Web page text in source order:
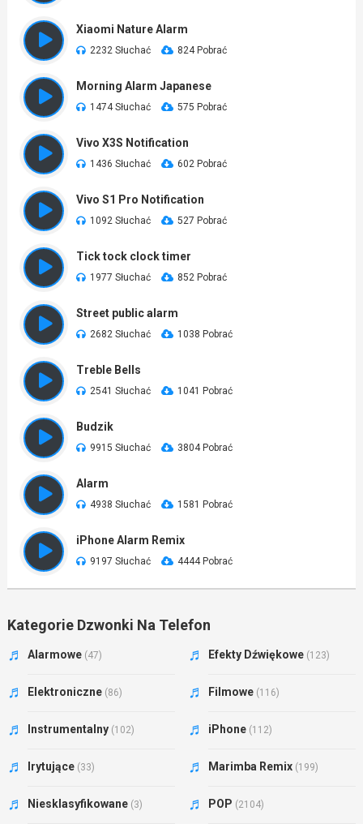
Xiaomi Nature Alarm
2232 Słuchać 824 Pobrać
Morning Alarm Japanese
1474 Słuchać 575 Pobrać
Vivo X3S Notification
1436 Słuchać 602 Pobrać
Vivo S1 Pro Notification
1092 Słuchać 527 Pobrać
Tick tock clock timer
1977 Słuchać 852 Pobrać
Street public alarm
2682 Słuchać 1038 Pobrać
Treble Bells
2541 Słuchać 1041 Pobrać
Budzik
9915 Słuchać 3804 Pobrać
Alarm
4938 Słuchać 1581 Pobrać
iPhone Alarm Remix
9197 Słuchać 4444 Pobrać
Kategorie Dzwonki Na Telefon
Alarmowe (47) Efekty Dźwiękowe (123)
Elektroniczne (86) Filmowe (116)
Instrumentalny (102) iPhone (112)
Irytujące (33) Marimba Remix (199)
Niesklasyfikowane (3) POP (2104)